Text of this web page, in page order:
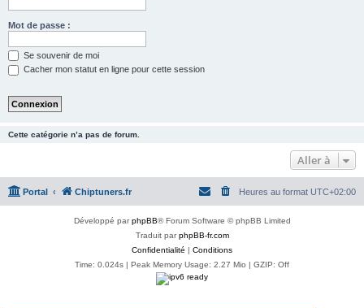
Mot de passe :
Se souvenir de moi
Cacher mon statut en ligne pour cette session
Cette catégorie n’a pas de forum.
Aller à
Portal Chiptuners.fr Heures au format UTC+02:00
Développé parphpBB® Forum Software © phpBB Limited
Traduit parphpBB-fr.com
Confidentialité | Conditions
Time: 0.024s | Peak Memory Usage: 2.27 Mio | GZIP: Off